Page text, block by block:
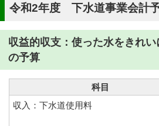
令和2年度 下水道事業会計
収益的収支：使った水をきれ
の予算
科目
収入：下水道使用料